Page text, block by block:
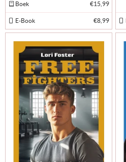
Boek €15,99
E-Book €8,99